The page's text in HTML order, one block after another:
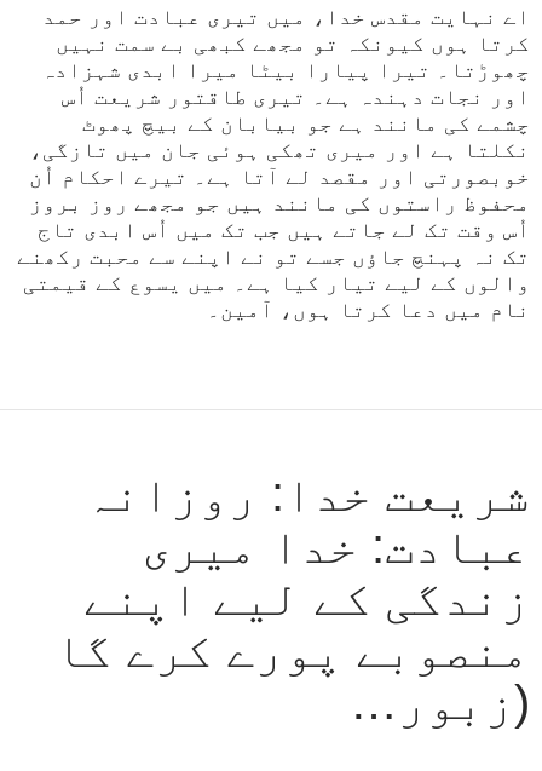
اے نہایت مقدس خدا، میں تیری عبادت اور حمد
کرتا ہوں کیونکہ تو مجھے کبھی بے سمت نہیں
چھوڑتا۔ تیرا پیارا بیٹا میرا ابدی شہزادہ
اور نجات دہندہ ہے۔ تیری طاقتور شریعت اُس
چشمے کی مانند ہے جو بیابان کے بیچ پھوٹ
نکلتا ہے اور میری تھکی ہوئی جان میں تازگی،
خوبصورتی اور مقصد لے آتا ہے۔ تیرے احکام اُن
محفوظ راستوں کی مانند ہیں جو مجھے روز بروز
اُس وقت تک لے جاتے ہیں جب تک میں اُس ابدی تاج
تک نہ پہنچ جاؤں جسے تو نے اپنے سے محبت رکھنے
والوں کے لیے تیار کیا ہے۔ میں یسوع کے قیمتی
نام میں دعا کرتا ہوں، آمین۔
شریعت خدا: روزانہ
عبادت: خدا میری
زندگی کے لیے اپنے
منصوبے پورے کرے گا
(زبور…